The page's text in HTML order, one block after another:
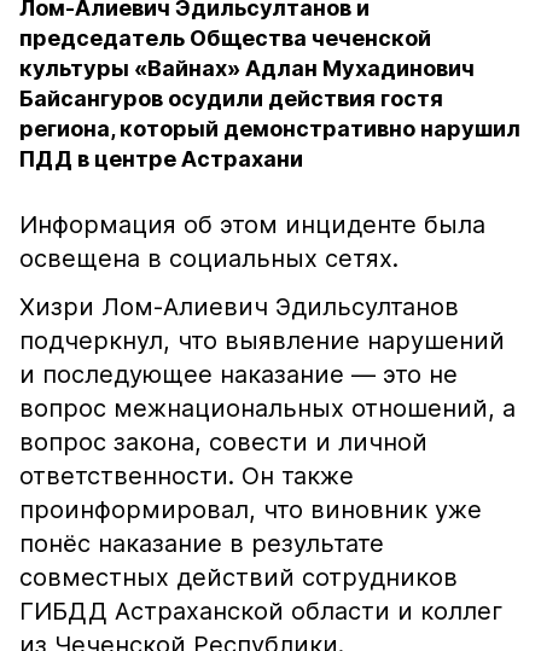
Лом-Алиевич Эдильсултанов и
председатель Общества чеченской
культуры «Вайнах» Адлан Мухадинович
Байсангуров осудили действия гостя
региона, который демонстративно нарушил
ПДД в центре Астрахани
Информация об этом инциденте была
освещена в социальных сетях.
Хизри Лом-Алиевич Эдильсултанов
подчеркнул, что выявление нарушений
и последующее наказание — это не
вопрос межнациональных отношений, а
вопрос закона, совести и личной
ответственности. Он также
проинформировал, что виновник уже
понёс наказание в результате
совместных действий сотрудников
ГИБДД Астраханской области и коллег
из Чеченской Республики.